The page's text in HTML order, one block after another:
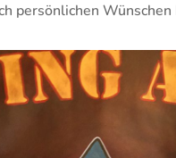
persönlichen